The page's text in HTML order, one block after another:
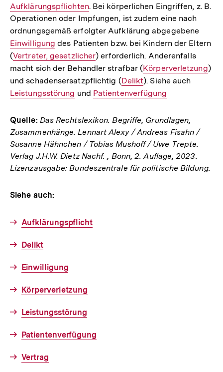
Link:
Aufklärungspflichten. Bei körperlichen Eingriffen, z. B.
Operationen oder Impfungen, ist zudem eine nach
ordnungsgemäß erfolgter Aufklärung abgegebene
Link:
Einwilligung des Patienten bzw. bei Kindern der Eltern
(Interner
Link:
Vertreter, gesetzlicher) erforderlich. Anderenfalls
macht sich der Behandler strafbar (Interner
Link:
Körperverletzung)
und schadensersatzpflichtig (Interner
Link:
Delikt). Siehe auch
Leistungsstörung und Interner
Patientenverfügung
Quelle: Das Rechtslexikon. Begriffe, Grundlagen,
Zusammenhänge. Lennart Alexy / Andreas Fisahn /
Susanne Hähnchen / Tobias Mushoff / Uwe Trepte.
Verlag J.H.W. Dietz Nachf. , Bonn, 2. Auflage, 2023.
Lizenzausgabe: Bundeszentrale für politische Bildung.
Siehe auch:
Aufklärungspflicht
Delikt
Einwilligung
Körperverletzung
Leistungsstörung
Patientenverfügung
Vertrag